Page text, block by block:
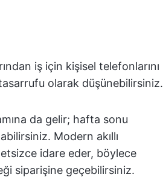
iş için kişisel telefonlarını
olarak düşünebilirsiniz.
da gelir; hafta sonu
Modern akıllı
idare eder, böylece
siparişine geçebilirsiniz.